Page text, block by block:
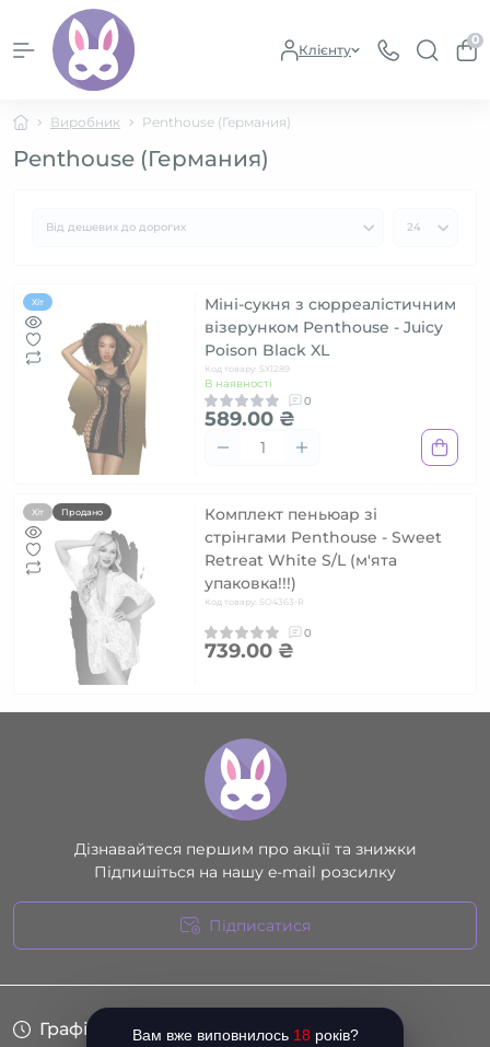
Клієнту
0
Виробник Penthouse (Германия)
Penthouse (Германия)
Хіт
Міні-сукня з сюрреалістичним
візерунком Penthouse - Juicy
Poison Black XL
Код товару: SX1289
В наявності
0
589.00 ₴
Хіт Продано
Комплект пеньюар зі
стрінгами Penthouse - Sweet
Retreat White S/L (м'ята
упаковка!!!)
Код товару: SO4363-R
0
739.00 ₴
Дізнавайтеся першим про акції та знижки
Підпишіться на нашу e-mail розсилку
Підписатися
Графік роботиВам вже виповнилось 18 років?